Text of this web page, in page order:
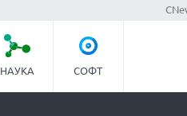
НАУКА СОФТ